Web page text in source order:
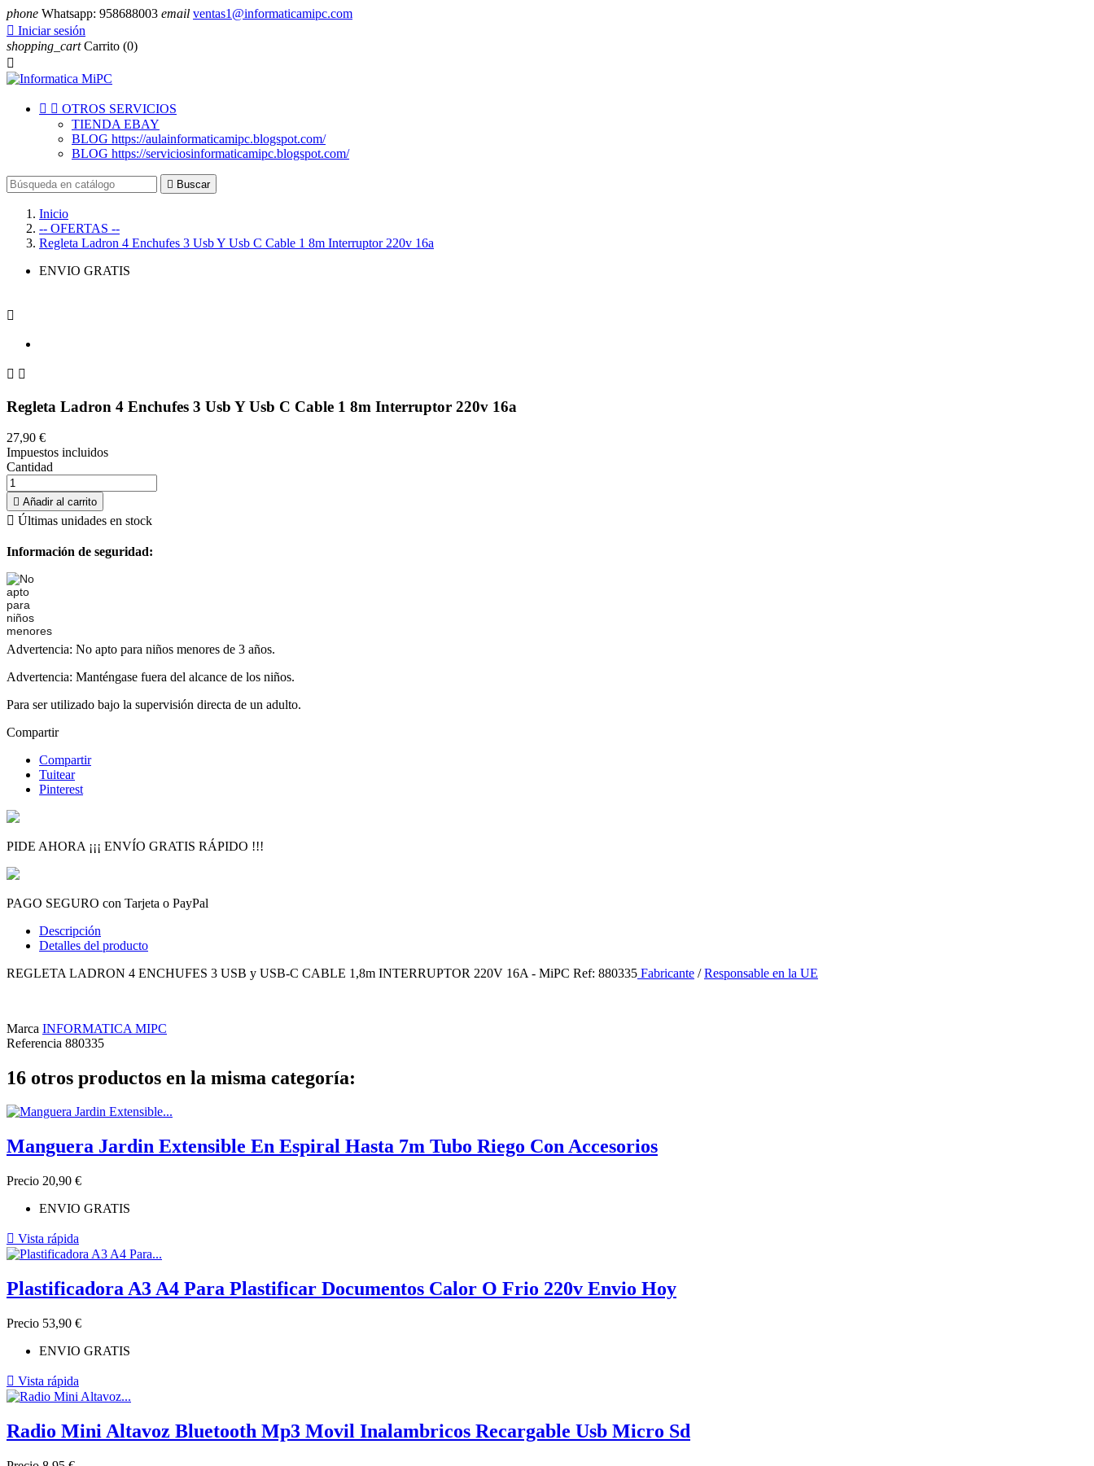
phone Whatsapp: 958688003 email ventas1@informaticamipc.com
 Iniciar sesión
shopping_cart Carrito (0)

  OTROS SERVICIOS
TIENDA EBAY
BLOG https://aulainformaticamipc.blogspot.com/
BLOG https://serviciosinformaticamipc.blogspot.com/
 Buscar
Inicio
-- OFERTAS --
Regleta Ladron 4 Enchufes 3 Usb Y Usb C Cable 1 8m Interruptor 220v 16a
ENVIO GRATIS

 
Regleta Ladron 4 Enchufes 3 Usb Y Usb C Cable 1 8m Interruptor 220v 16a
27,90 €
Impuestos incluidos
Cantidad
 Añadir al carrito
 Últimas unidades en stock
Información de seguridad:
Advertencia: No apto para niños menores de 3 años.
Advertencia: Manténgase fuera del alcance de los niños.
Para ser utilizado bajo la supervisión directa de un adulto.
Compartir
Compartir
Tuitear
Pinterest
PIDE AHORA ¡¡¡ ENVÍO GRATIS RÁPIDO !!!
PAGO SEGURO con Tarjeta o PayPal
Descripción
Detalles del producto
REGLETA LADRON 4 ENCHUFES 3 USB y USB-C CABLE 1,8m INTERRUPTOR 220V 16A - MiPC Ref: 880335 Fabricante /Responsable en la UE
Marca INFORMATICA MIPC
Referencia 880335
16 otros productos en la misma categoría:
Manguera Jardin Extensible En Espiral Hasta 7m Tubo Riego Con Accesorios
Precio 20,90 €
ENVIO GRATIS
 Vista rápida
Plastificadora A3 A4 Para Plastificar Documentos Calor O Frio 220v Envio Hoy
Precio 53,90 €
ENVIO GRATIS
 Vista rápida
Radio Mini Altavoz Bluetooth Mp3 Movil Inalambricos Recargable Usb Micro Sd